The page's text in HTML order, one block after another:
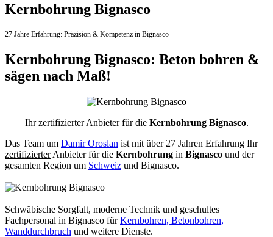
Kernbohrung Bignasco
27 Jahre Erfahrung: Präzision & Kompetenz in Bignasco
Kernbohrung Bignasco: Beton bohren &
sägen nach Maß!
Ihr zertifizierter Anbieter für die Kernbohrung Bignasco.
Das Team um Damir Oroslan ist mit über 27 Jahren Erfahrung Ihr
zertifizierterAnbieter für die Kernbohrung in Bignasco und der
gesamten Region um Schweiz und Bignasco.
Schwäbische Sorgfalt, moderne Technik und geschultes
Fachpersonal in Bignasco fürKernbohren, Betonbohren,
Wanddurchbruch und weitere Dienste.